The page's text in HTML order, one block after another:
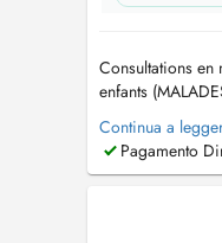
Consultations en
enfants
uniquement sur
joindre au
de 14h-17h) ou
Continua a
Pagamento